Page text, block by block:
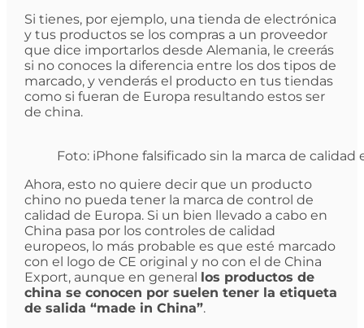
Si tienes, por ejemplo, una tienda de electrónica
y tus productos se los compras a un proveedor
que dice importarlos desde Alemania, le creerás
si no conoces la diferencia entre los dos tipos de
marcado, y venderás el producto en tus tiendas
como si fueran de Europa resultando estos ser
de china.
Foto: iPhone falsificado sin la marca de
Ahora, esto no quiere decir que un producto
chino no pueda tener la marca de control de
calidad de Europa. Si un bien llevado a cabo en
China pasa por los controles de calidad
europeos, lo más probable es que esté marcado
con el logo de CE original y no con el de China
Export, aunque en general
los productos de
china se conocen por suelen tener la etiqueta
de salida “made in China”.